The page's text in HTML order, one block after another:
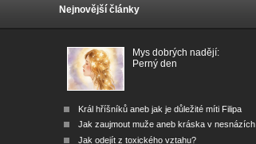
Nejnovější články
Mys dobrých nadějí:
Perný den
Král hříšníků aneb jak je důležité míti Filipa
Jak zaujmout muže aneb kráska v nesnázích
Jak odejít z toxického vztahu?